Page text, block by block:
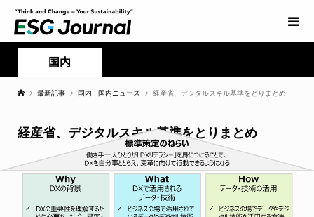
国内
最新記事 国内 国内ニュース 経産省、デジタルスキル基準をとりまとめ
経産省、デジタルスキル基準をとりまとめ